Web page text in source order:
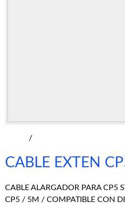
/
CABLE EXTEN
CABLE ALARGADOR PARA CP5
CP5 / 5M / COMPATIBLE CON